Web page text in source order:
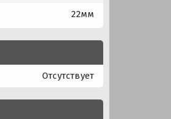
22мм
Отсутствует